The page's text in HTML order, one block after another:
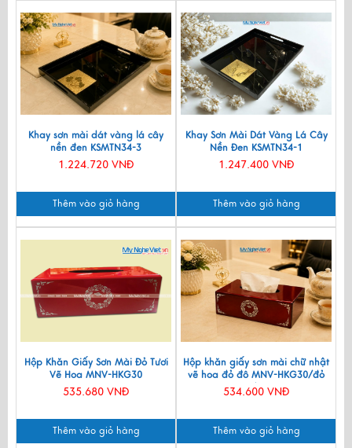
Khay sơn mài dát vàng lá cây
nền đen KSMTN34-3
1.224.720 VNĐ
Thêm vào giỏ hàng
Khay Sơn Mài Dát Vàng Lá Cây
Nền Đen KSMTN34-1
1.247.400 VNĐ
Thêm vào giỏ hàng
Hộp Khăn Giấy Sơn Mài Đỏ Tươi
Vẽ Hoa MNV-HKG30
535.680 VNĐ
Thêm vào giỏ hàng
Hộp khăn giấy sơn mài chữ nhật
vẽ hoa đỏ đô MNV-HKG30/đỏ
đô
534.600 VNĐ
Thêm vào giỏ hàng